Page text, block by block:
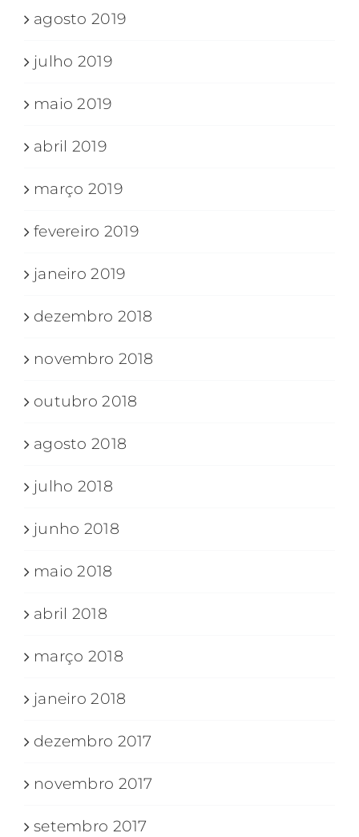
agosto 2019
julho 2019
maio 2019
abril 2019
março 2019
fevereiro 2019
janeiro 2019
dezembro 2018
novembro 2018
outubro 2018
agosto 2018
julho 2018
junho 2018
maio 2018
abril 2018
março 2018
janeiro 2018
dezembro 2017
novembro 2017
setembro 2017